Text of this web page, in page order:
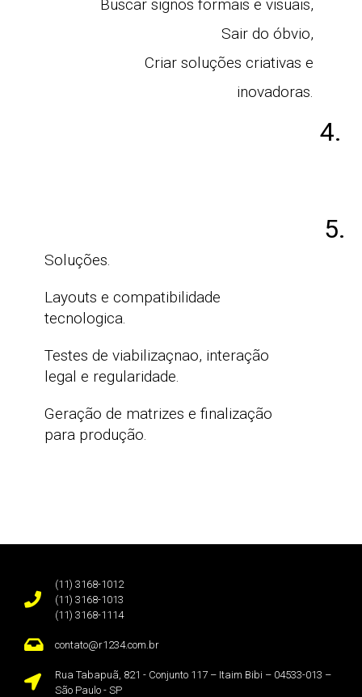
Buscar signos formais e visuais,
Sair do óbvio,
Criar soluções criativas e
inovadoras.
4.
5.
Soluções.
Layouts e compatibilidade
tecnologica.
Testes de viabilizaçnao, interação
legal e regularidade.
Geração de matrizes e finalização
para produção.
(11) 3168-1012
(11) 3168-1013
(11) 3168-1114
contato@r1234.com.br
Rua Tabapuã, 821 - Conjunto 117 – Itaim Bibi – 04533-013 –
São Paulo - SP ​